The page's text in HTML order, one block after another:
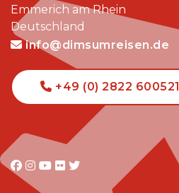
Emmerich am Rhein
Deutschland
info@dimsumreisen.de
+49 (0) 2822 600521